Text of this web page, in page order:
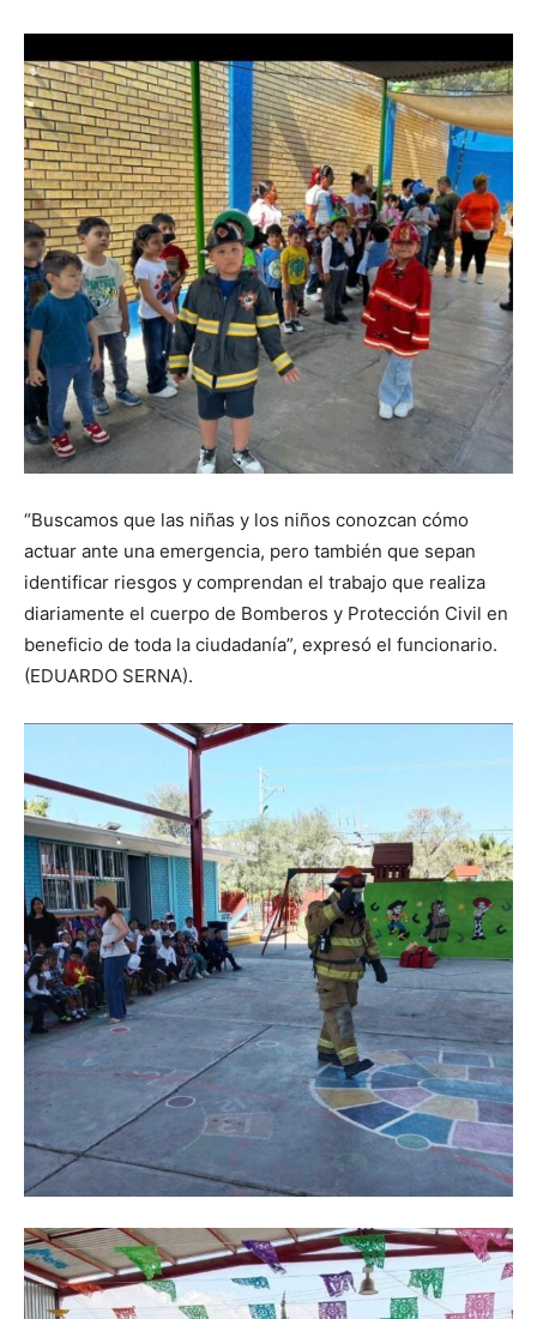
“Buscamos que las niñas y los niños conozcan cómo
actuar ante una emergencia, pero también que sepan
identificar riesgos y comprendan el trabajo que realiza
diariamente el cuerpo de Bomberos y Protección Civil en
beneficio de toda la ciudadanía”, expresó el funcionario.
(EDUARDO SERNA).